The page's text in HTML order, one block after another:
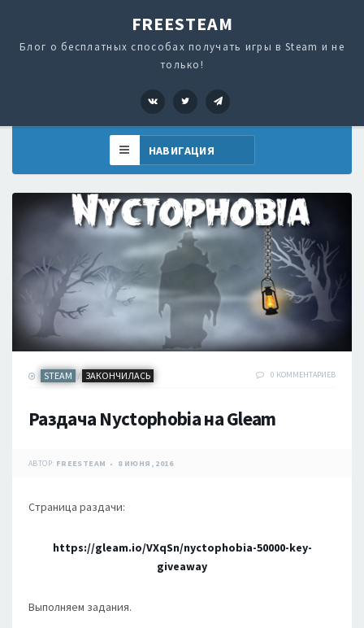
FREESTEAM
Блог о бесплатных способах получать игры в Steam и не
только!
VK Twitter
STEAM / ЗАКОНЧИЛАСЬ 0 КОММЕНТАРИЕВ
Раздача Nyctophobia на Gleam
АВТОР: FREESTEAM 8 ИЮНЯ, 2016
Страница раздачи:
https://gleam.io/VXqSn/nyctophobia-50000-key-
giveaway
Выполняем задания.